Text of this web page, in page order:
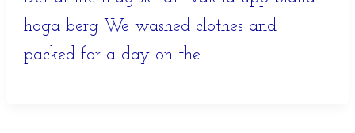
höga berg We washed clothes and
packed for a day on the